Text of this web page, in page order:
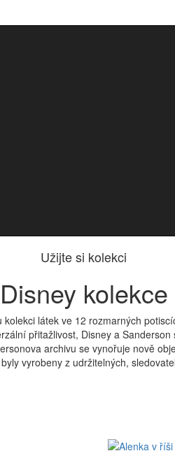
Užijte si kolekci
Disney kolekce
látek ve 12 rozmarných
přitažlivost, Disney a
archivu se vynořuje nově
vyrobeny z udržitelných,